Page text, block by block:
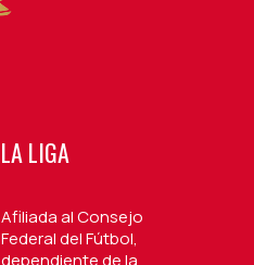
LA LIGA
Afiliada al Consejo
Federal del Fútbol,
dependiente de la